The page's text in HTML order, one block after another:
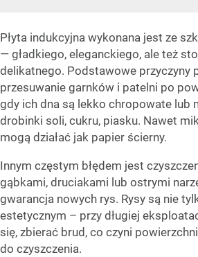
Płyta indukcyjna wykonana jest ze
— gładkiego, eleganckiego, ale też
delikatnego. Podstawowe przyczyny
przesuwanie garnków i patelni po
gdy ich dna są lekko chropowate lub
drobinki soli, cukru, piasku. Nawet
mogą działać jak papier ścierny.
Innym częstym błędem jest
gąbkami, druciakami lub ostrymi
gwarancja nowych rys. Rysy są nie
estetycznym – przy długiej
się, zbierać brud, co czyni
do czyszczenia.